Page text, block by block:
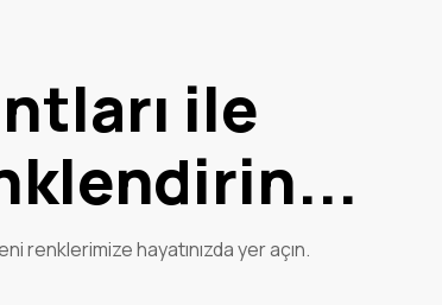
ile
renklerimize hayatınızda yer açın.